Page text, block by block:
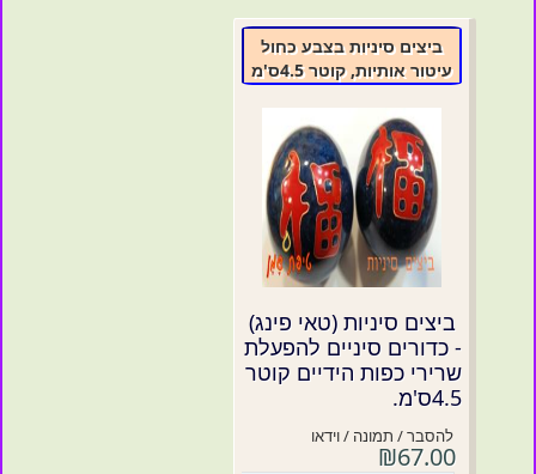
ביצים סיניות בצבע כחול
עיטור אותיות, קוטר 4.5ס'מ
ביצים סיניות (טאי פינג)
- כדורים סיניים להפעלת
שרירי כפות הידיים קוטר
4.5ס'מ.
להסבר / תמונה / וידאו
₪67.00